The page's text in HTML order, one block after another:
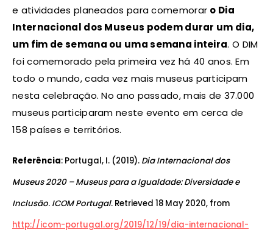
e atividades planeados para comemorar o Dia
Internacional dos Museus podem durar um dia,
um fim de semana ou uma semana inteira. O DIM
foi comemorado pela primeira vez há 40 anos. Em
todo o mundo, cada vez mais museus participam
nesta celebração. No ano passado, mais de 37.000
museus participaram neste evento em cerca de
158 países e territórios.
Referência: Portugal, I. (2019). Dia Internacional dos
Museus 2020 – Museus para a Igualdade: Diversidade e
Inclusão. ICOM Portugal. Retrieved 18 May 2020, from
http://icom-portugal.org/2019/12/19/dia-internacional-